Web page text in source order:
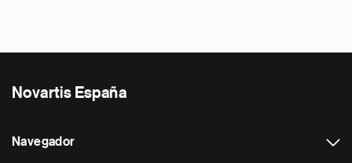
Novartis España
Navegador